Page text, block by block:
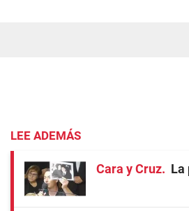
LEE ADEMÁS
Cara y Cruz La